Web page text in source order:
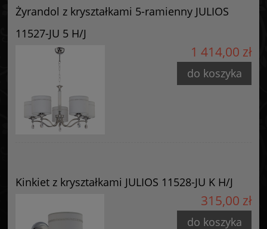
Żyrandol z kryształkami 5-ramienny JULIOS
11527-JU 5 H/J
1 414,00 zł
do koszyka
Kinkiet z kryształkami JULIOS 11528-JU K H/J
315,00 zł
do koszyka